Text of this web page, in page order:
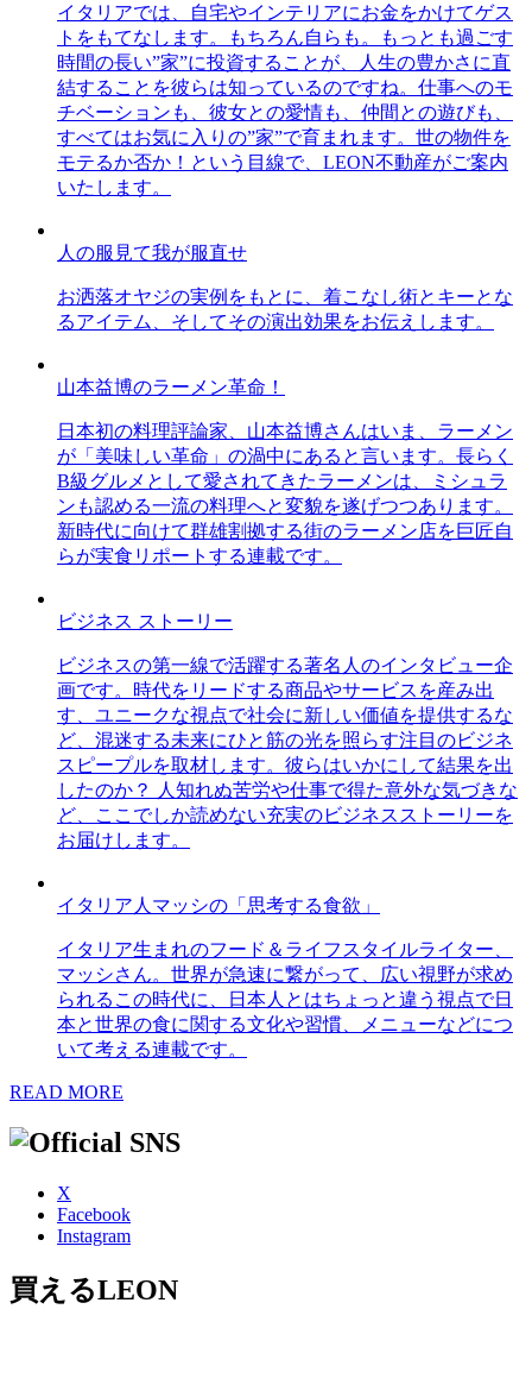
イタリアでは、自宅やインテリアにお金をかけてゲス
トをもてなします。もちろん自らも。もっとも過ごす
時間の長い”家”に投資することが、人生の豊かさに直
結することを彼らは知っているのですね。仕事へのモ
チベーションも、彼女との愛情も、仲間との遊びも、
すべてはお気に入りの”家”で育まれます。世の物件を
モテるか否か！という目線で、LEON不動産がご案内
いたします。
人の服見て我が服直せ
お洒落オヤジの実例をもとに、着こなし術とキーとな
るアイテム、そしてその演出効果をお伝えします。
山本益博のラーメン革命！
日本初の料理評論家、山本益博さんはいま、ラーメン
が「美味しい革命」の渦中にあると言います。長らく
B級グルメとして愛されてきたラーメンは、ミシュラ
ンも認める一流の料理へと変貌を遂げつつあります。
新時代に向けて群雄割拠する街のラーメン店を巨匠自
らが実食リポートする連載です。
ビジネス ストーリー
ビジネスの第一線で活躍する著名人のインタビュー企
画です。時代をリードする商品やサービスを産み出
す、ユニークな視点で社会に新しい価値を提供するな
ど、混迷する未来にひと筋の光を照らす注目のビジネ
スピープルを取材します。彼らはいかにして結果を出
したのか？ 人知れぬ苦労や仕事で得た意外な気づきな
ど、ここでしか読めない充実のビジネスストーリーを
お届けします。
イタリア人マッシの「思考する食欲」
イタリア生まれのフード＆ライフスタイルライター、
マッシさん。世界が急速に繋がって、広い視野が求め
られるこの時代に、日本人とはちょっと違う視点で日
本と世界の食に関する文化や習慣、メニューなどにつ
いて考える連載です。
READ MORE
X
Facebook
Instagram
買えるLEON